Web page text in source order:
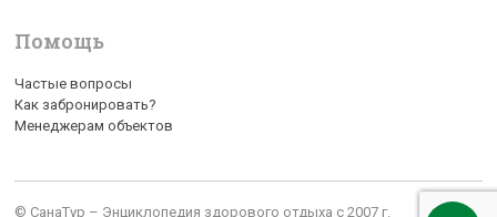
Помощь
Частые вопросы
Как забронировать?
Менеджерам объектов
© СанаТур – Энциклопедия здорового отдыха с 2007 г.